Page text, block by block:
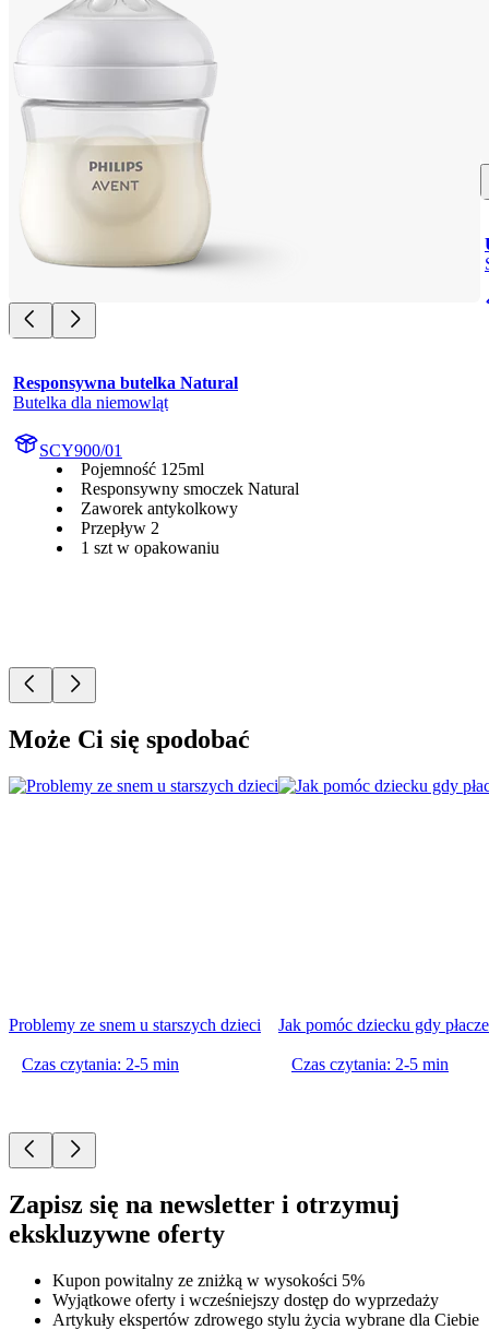
Responsywna butelka Natural
Butelka dla niemowląt
SCY900/01
Pojemność 125ml
Responsywny smoczek Natural
Zaworek antykolkowy
Przepływ 2
1 szt w opakowaniu
Może Ci się spodobać
Problemy ze snem u starszych dzieci
Czas czytania: 2-5 min
Jak pomóc dziecku gdy
Czas czytania: 2-5 min
Zapisz się na newsletter i otrzymuj
ekskluzywne oferty
Kupon powitalny ze zniżką w wysokości 5%
Wyjątkowe oferty i wcześniejszy dostęp do wyprzedaży
Artykuły ekspertów zdrowego stylu życia wybrane dla Ciebie